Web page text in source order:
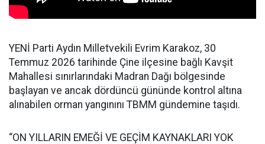
YENİ Parti Aydın Milletvekili Evrim Karakoz, 30
Temmuz 2026 tarihinde Çine ilçesine bağlı Kavşit
Mahallesi sınırlarındaki Madran Dağı bölgesinde
başlayan ve ancak dördüncü gününde kontrol altına
alınabilen orman yangınını TBMM gündemine taşıdı.
“ON YILLARIN EMEĞİ VE GEÇİM KAYNAKLARI YOK